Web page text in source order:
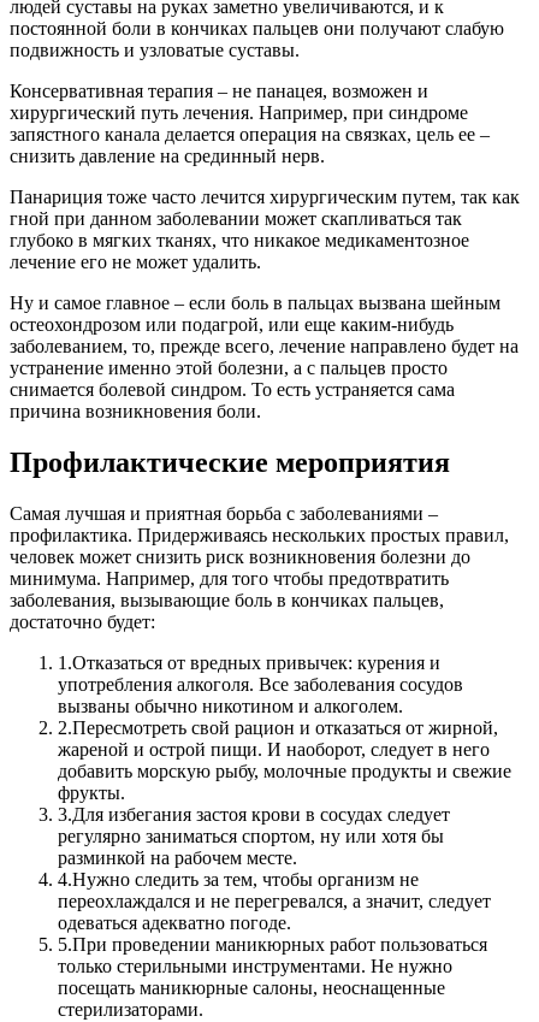
людей суставы на руках заметно увеличиваются, и к
постоянной боли в кончиках пальцев они получают слабую
подвижность и узловатые суставы.
Консервативная терапия – не панацея, возможен и
хирургический путь лечения. Например, при синдроме
запястного канала делается операция на связках, цель ее –
снизить давление на срединный нерв.
Панариция тоже часто лечится хирургическим путем, так как
гной при данном заболевании может скапливаться так
глубоко в мягких тканях, что никакое медикаментозное
лечение его не может удалить.
Ну и самое главное – если боль в пальцах вызвана шейным
остеохондрозом или подагрой, или еще каким-нибудь
заболеванием, то, прежде всего, лечение направлено будет на
устранение именно этой болезни, а с пальцев просто
снимается болевой синдром. То есть устраняется сама
причина возникновения боли.
Профилактические мероприятия
Самая лучшая и приятная борьба с заболеваниями –
профилактика. Придерживаясь нескольких простых правил,
человек может снизить риск возникновения болезни до
минимума. Например, для того чтобы предотвратить
заболевания, вызывающие боль в кончиках пальцев,
достаточно будет:
1.Отказаться от вредных привычек: курения и
употребления алкоголя. Все заболевания сосудов
вызваны обычно никотином и алкоголем.
2.Пересмотреть свой рацион и отказаться от жирной,
жареной и острой пищи. И наоборот, следует в него
добавить морскую рыбу, молочные продукты и свежие
фрукты.
3.Для избегания застоя крови в сосудах следует
регулярно заниматься спортом, ну или хотя бы
разминкой на рабочем месте.
4.Нужно следить за тем, чтобы организм не
переохлаждался и не перегревался, а значит, следует
одеваться адекватно погоде.
5.При проведении маникюрных работ пользоваться
только стерильными инструментами. Не нужно
посещать маникюрные салоны, неоснащенные
стерилизаторами.